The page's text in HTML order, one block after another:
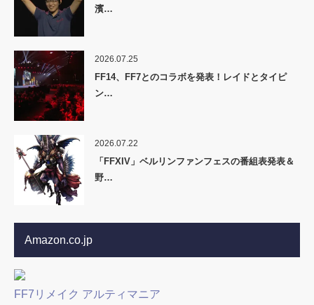
濱…
2026.07.25
FF14、FF7とのコラボを発表！レイドとタイピ
ン…
2026.07.22
「FFXIV」ベルリンファンフェスの番組表発表＆
野…
Amazon.co.jp
FF7リメイク アルティマニア